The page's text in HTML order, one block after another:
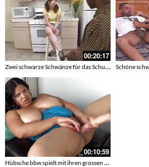
00:20:17
Zwei schwarze Schwänze für das Schulmädchen
00:10:59
Hübsche bbw spielt mit ihren grossen Titten